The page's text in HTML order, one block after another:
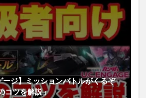
ージ】ミッションバトルがくるぞ
コツを解説」